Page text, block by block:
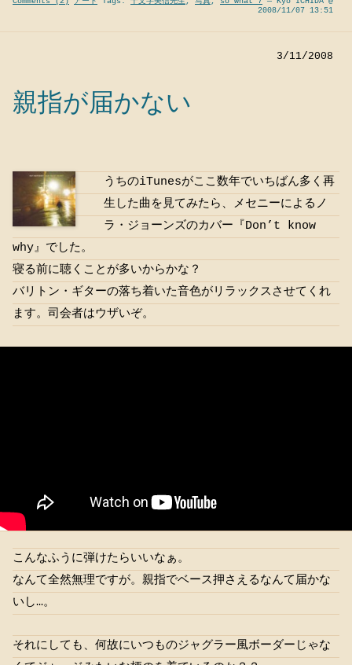
2008/11/07 13:51
3/11/2008
親指が届かない
うちのiTunesがここ数年でいちばん多く再
生した曲を見てみたら、メセニーによるノ
ラ・ジョーンズのカバー『Don’t know
why』でした。
寝る前に聴くことが多いからかな？
バリトン・ギターの落ち着いた音色がリラックスさせてくれ
ます。司会者はウザいぞ。
こんなふうに弾けたらいいなぁ。
なんて全然無理ですが。親指でベース押さえるなんて届かな
いし…。
それにしても、何故にいつものジャグラー風ボーダーじゃな